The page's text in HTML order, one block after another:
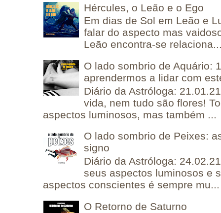
Hércules, o Leão e o Ego
Em dias de Sol em Leão e
falar do aspecto mas
Leão encontra-se
O lado sombrio de Aquário:
aprendermos a lidar com
Diário da Astróloga:
vida, nem tudo são flores!
aspectos luminosos, mas também ...
O lado sombrio de Peixes:
signo
Diário da Astróloga:
seus aspectos luminosos e
aspectos conscientes é sempre mu...
O Retorno de Saturno